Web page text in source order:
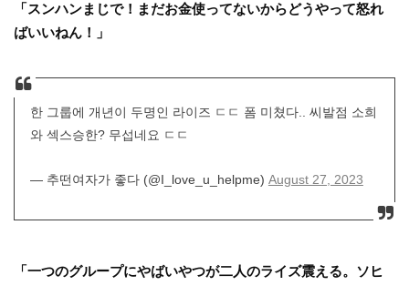
「スンハンまじで！まだお金使ってないからどうやって怒れ
ばいいねん！」
한 그룹에 개년이 두명인 라이즈 ㄷㄷ 폼 미쳤다.. 씨발점 소희
와 섹스승한? 무섭네요 ㄷㄷ
— 추떤여자가 좋다 (@I_love_u_helpme) August 27, 2023
「一つのグループにやばいやつが二人のライズ震える。ソヒ